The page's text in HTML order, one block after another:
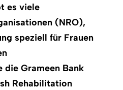
es viele
(NRO),
speziell für Frauen
die Grameen Bank
Rehabilitation